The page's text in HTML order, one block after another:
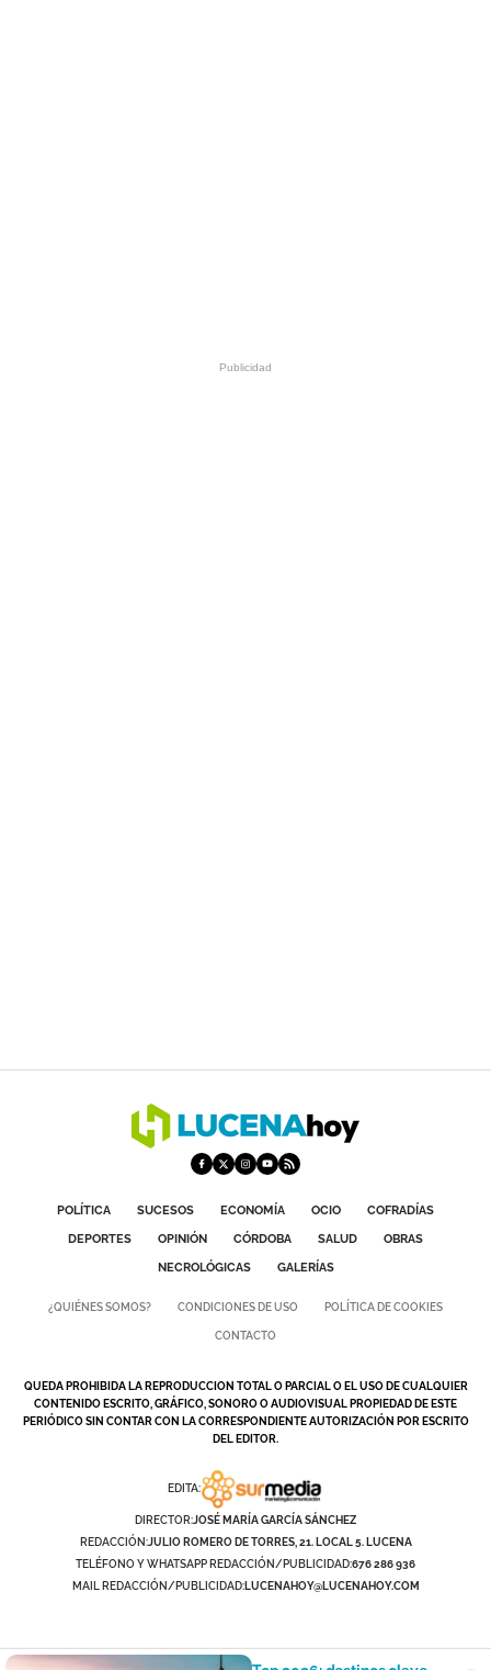
POLÍTICA SUCESOS ECONOMÍA OCIO
COFRADÍAS
DEPORTES
OPINIÓN CÓRDOBA SALUD
OBRAS
NECROLÓGICAS
GALERÍAS
¿QUIÉNES SOMOS? CONDICIONES DE USO POLÍTICA DE COOKIES
CONTACTO
QUEDA PROHIBIDA LA REPRODUCCION TOTAL O PARCIAL O EL USO DE CUALQUIER
CONTENIDO ESCRITO, GRÁFICO, SONORO O AUDIOVISUAL PROPIEDAD DE ESTE
PERIÓDICO SIN CONTAR CON LA CORRESPONDIENTE AUTORIZACIÓN POR ESCRITO
DEL EDITOR.
EDITA:
DIRECTOR:JOSÉ MARÍA GARCÍA SÁNCHEZ
REDACCIÓN:JULIO ROMERO DE TORRES, 21. LOCAL 5. LUCENA
TELÉFONO Y WHATSAPP REDACCIÓN/PUBLICIDAD:676 286 936
MAIL REDACCIÓN/PUBLICIDAD:LUCENAHOY@LUCENAHOY.COM